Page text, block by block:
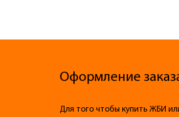
Оформление
Для того чтобы купить ЖБИ